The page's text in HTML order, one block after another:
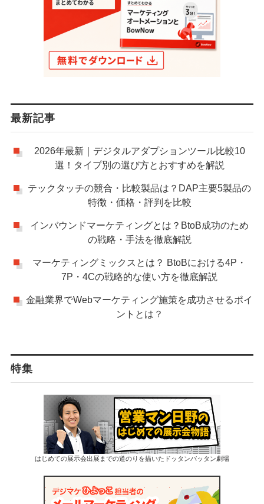
最新記事
2026年最新｜デジタルアダプションツール比較10
選！タイプ別の選び方とおすすめを解説
テックタッチの競合・比較製品は？DAP主要5製品の
特徴・価格・評判を比較
インバウンドマーケティングとは？BtoB成功のため
の戦略・手法を徹底解説
マーケティングミックスとは？ BtoBにおける4P・
7P・4Cの戦略的な使い方を徹底解説
金融業界でWebマーケティング施策を成功させるポイ
ントとは？
特集
はじめての展示会出展までの道のりを描いたドッタンバッタン劇場